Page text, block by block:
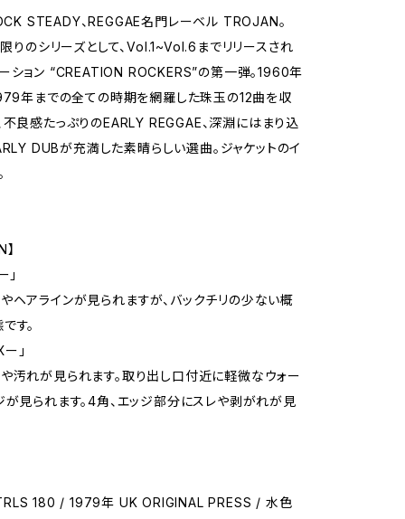
STEADY、REGGAE名門レーベル TROJAN。
りのシリーズとして、Vol.1~Vol.6までリリースされ
ション “CREATION ROCKERS”の第一弾。1960年
年までの全ての時期を網羅した珠玉の12曲を収
不良感たっぷりのEARLY REGGAE、深淵にはまり込
DUBが充満した素晴らしい選曲。ジャケットのイ
」
ヘアラインが見られますが、バックチリの少ない概
す。
」
汚れが見られます。取り出し口付近に軽微なウォー
が見られます。4角、エッジ部分にスレや剥がれが見
180 / 1979年 UK ORIGINAL PRESS / 水色